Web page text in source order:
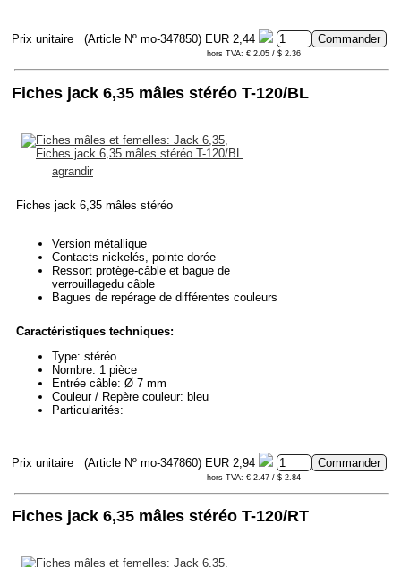
Prix unitaire (Article Nº mo-347850) EUR 2,44
hors TVA: € 2.05 / $ 2.36
Fiches jack 6,35 mâles stéréo T-120/BL
agrandir
Fiches jack 6,35 mâles stéréo
Version métallique
Contacts nickelés, pointe dorée
Ressort protège-câble et bague de
verrouillagedu câble
Bagues de repérage de différentes couleurs
Caractéristiques techniques:
Type: stéréo
Nombre: 1 pièce
Entrée câble: Ø 7 mm
Couleur / Repère couleur: bleu
Particularités:
Prix unitaire (Article Nº mo-347860) EUR 2,94
hors TVA: € 2.47 / $ 2.84
Fiches jack 6,35 mâles stéréo T-120/RT